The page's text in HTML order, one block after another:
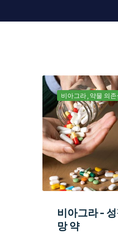
비아그라 약물 의존
비아그라 -
망 약